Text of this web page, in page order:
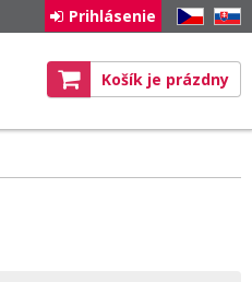
CZ SK
Prihlásenie
Košík je prázdny